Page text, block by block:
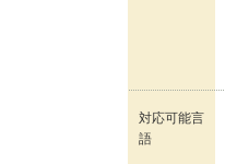
対応可能言
語